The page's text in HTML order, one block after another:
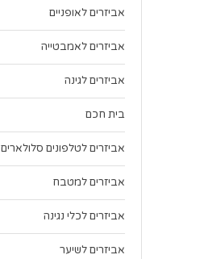
אביזרים לאופניים
אביזרים לאמבטייה
אביזרים לגינה
בית חכם
אביזרים לטלפונים סלולארים
אביזרים למטבח
אביזרים לכלי נגינה
אביזרים לשיער